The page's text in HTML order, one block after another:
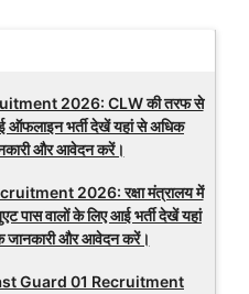
2026: CLW की तरफ से
ऑफलाइन भर्ती देखें यहां से अधिक
और आवेदन करें।
2026: रक्षा मंत्रालय में
पास वालों के लिए आई भर्ती देखें यहां
जानकारी और आवेदन करें।
Guard 01 Recruitment